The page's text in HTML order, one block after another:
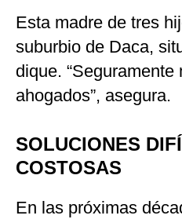
Esta madre de tres
suburbio de Daca,
dique. “Seguramente
ahogados”, asegura.
SOLUCIONES
COSTOSAS
En las próximas